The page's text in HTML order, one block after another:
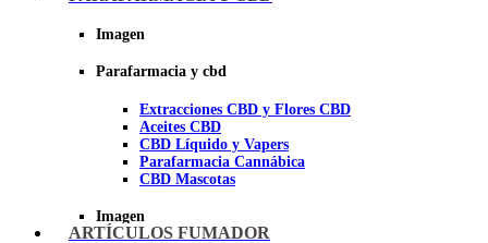
Imagen
Parafarmacia y cbd
Extracciones CBD y Flores CBD
Aceites CBD
CBD Líquido y Vapers
Parafarmacia Cannábica
CBD Mascotas
Imagen
ARTÍCULOS FUMADOR